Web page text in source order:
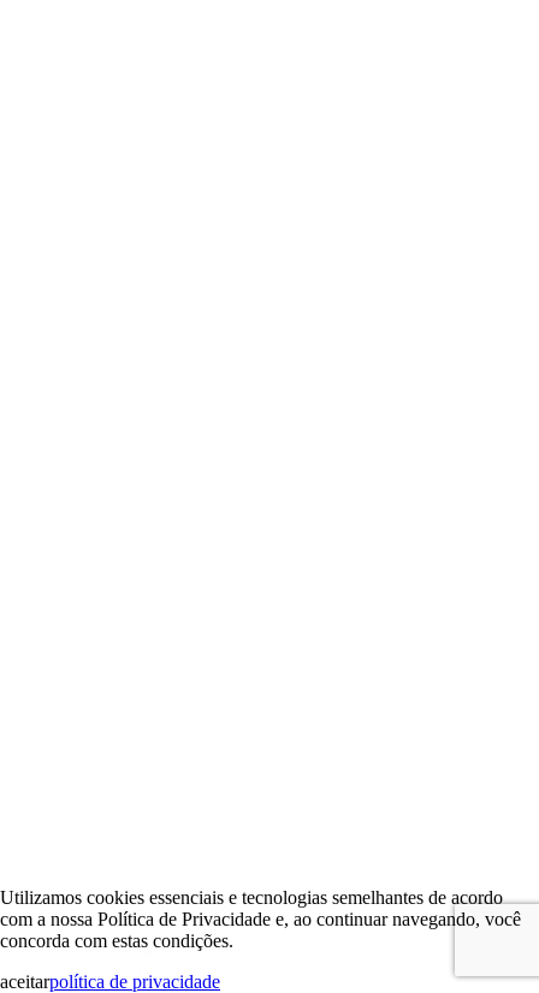
Utilizamos cookies essenciais e tecnologias semelhantes de acordo
com a nossa Política de Privacidade e, ao continuar navegando, você
concorda com estas condições.
aceitarpolítica de privacidade